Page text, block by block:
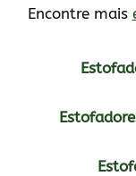
Encontre mais